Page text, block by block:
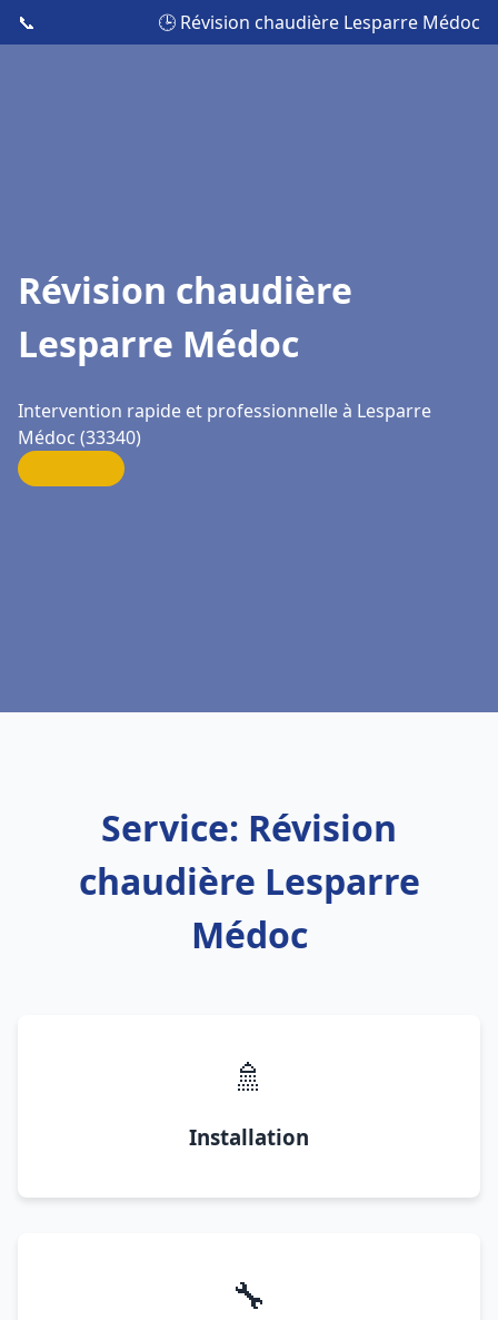
📞 🕒 Révision chaudière Lesparre Médoc
Révision chaudière
Lesparre Médoc
Intervention rapide et professionnelle à Lesparre
Médoc (33340)
Service: Révision
chaudière Lesparre
Médoc
🚿
Installation
🔧